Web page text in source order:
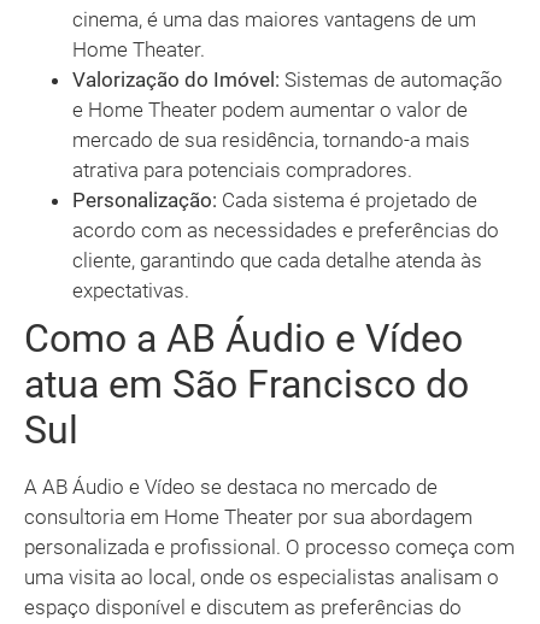
cinema, é uma das maiores vantagens de um
Home Theater.
Valorização do Imóvel: Sistemas de automação
e Home Theater podem aumentar o valor de
mercado de sua residência, tornando-a mais
atrativa para potenciais compradores.
Personalização: Cada sistema é projetado de
acordo com as necessidades e preferências do
cliente, garantindo que cada detalhe atenda às
expectativas.
Como a AB Áudio e Vídeo
atua em São Francisco do
Sul
A AB Áudio e Vídeo se destaca no mercado de
consultoria em Home Theater por sua abordagem
personalizada e profissional. O processo começa com
uma visita ao local, onde os especialistas analisam o
espaço disponível e discutem as preferências do